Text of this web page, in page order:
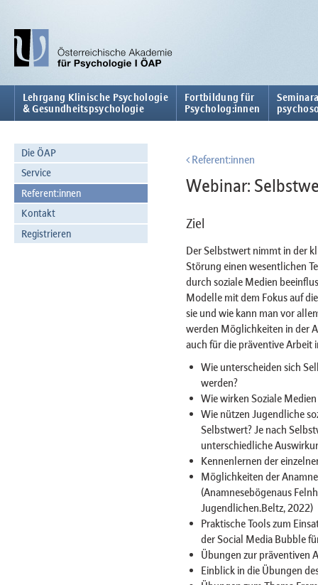
Lehrgang Klinische Psychologie
& Gesundheitspsychologie
Fortbildung für
Psycholog:innen
Die ÖAP
Service
Referent:innen
Kontakt
Registrieren
Referent:innen
Webinar:
Ziel
Der Selbstwert nimmt in der
Störung einen wesentlichen
durch soziale Medien
Modelle mit dem Fokus auf
sie und wie kann man vor
werden Möglichkeiten in der
auch für die präventive Arbeit
Wie unterscheiden sich
werden?
Wie wirken Soziale
Wie nützen Jugendliche
Selbstwert? Je nach
unterschiedliche
Kennenlernen der
Möglichkeiten der
(Anamnesebögenaus
Jugendlichen.Beltz, 2022)
Praktische Tools zum
der Social Media Bubble
Übungen zur präventiven
Einblick in die Übungen